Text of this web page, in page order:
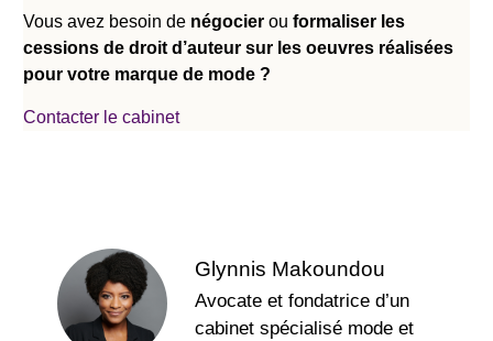
Vous avez besoin de négocier ou formaliser les
cessions de droit d’auteur sur les oeuvres réalisées
pour votre marque de mode ?
Contacter le cabinet
Glynnis Makoundou
Avocate et fondatrice d’un
cabinet spécialisé mode et